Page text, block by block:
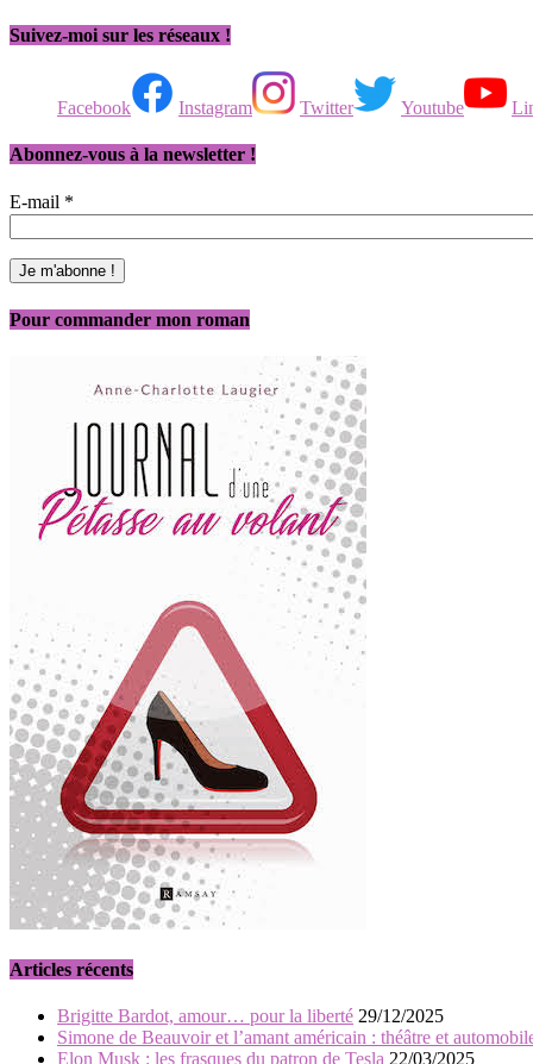
Suivez-moi sur les réseaux !
Facebook Instagram Twitter Youtube
Abonnez-vous à la newsletter !
E-mail *
Pour commander mon roman
Articles récents
Brigitte Bardot, amour… pour la liberté 29/12/2025
Simone de Beauvoir et l’amant américain : théâtre et
Elon Musk : les frasques du patron de Tesla 22/03/2025